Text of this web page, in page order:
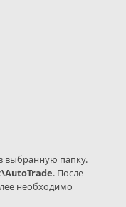
выбранную папку.
. После
необходимо